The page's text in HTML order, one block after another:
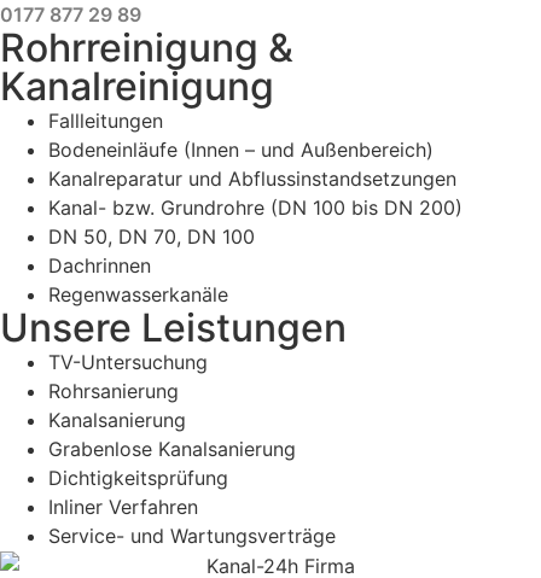
0177 877 29 89
Rohrreinigung &
Kanalreinigung
Fallleitungen
Bodeneinläufe (Innen – und Außenbereich)
Kanalreparatur und Abflussinstandsetzungen
Kanal- bzw. Grundrohre (DN 100 bis DN 200)
DN 50, DN 70, DN 100
Dachrinnen
Regenwasserkanäle
Unsere Leistungen
TV-Untersuchung
Rohrsanierung
Kanalsanierung
Grabenlose Kanalsanierung
Dichtigkeitsprüfung
Inliner Verfahren
Service- und Wartungsverträge